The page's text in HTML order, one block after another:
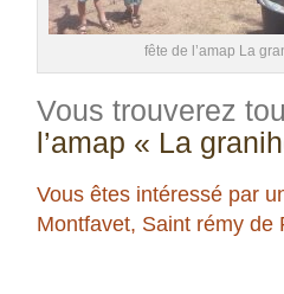
fête de l’amap La
Vous trouverez
l’amap « La
Vous êtes intéressé par
Montfavet, Saint rémy de